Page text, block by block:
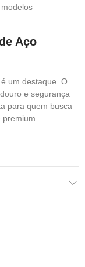
Aço
um destaque. O
e segurança
para quem busca